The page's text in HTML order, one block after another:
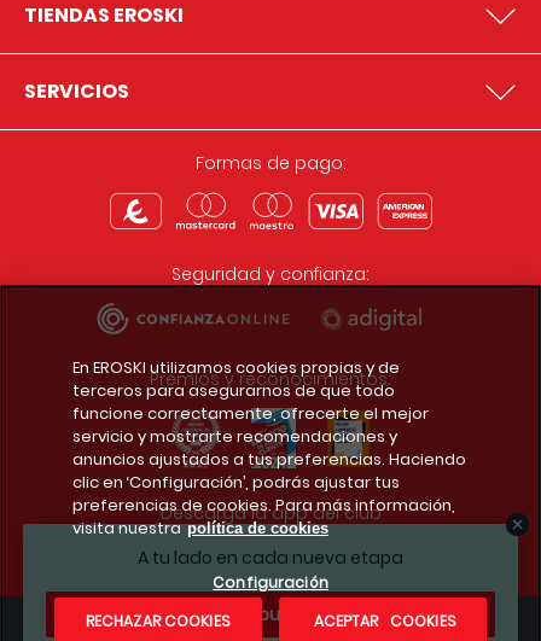
A tu lado en cada nueva etapa
¿Te apuntas?
TIENDAS EROSKI
SERVICIOS
Formas de pago:
Seguridad y confianza:
Premios y reconocimientos:
Descarga la app del club
En EROSKI utilizamos cookies propias y de
terceros para asegurarnos de que todo
funcione correctamente, ofrecerte el mejor
servicio y mostrarte recomendaciones y
anuncios ajustados a tus preferencias. Haciendo
clic en ‘Configuración’, podrás ajustar tus
preferencias de cookies. Para más información,
visita nuestra política de cookies
Configuración
RECHAZAR COOKIES
ACEPTAR COOKIES